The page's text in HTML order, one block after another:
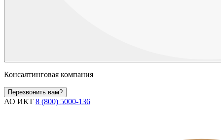
Консалтинговая компания
Перезвонить вам?
АО ИКТ 8 (800) 5000-136